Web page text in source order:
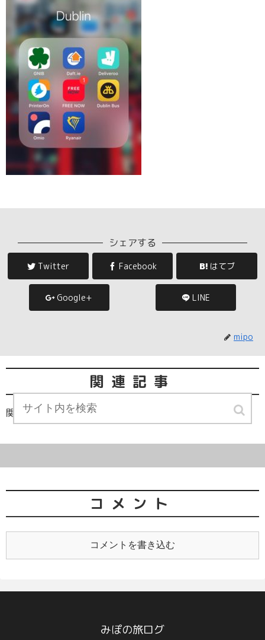
シェアする
Twitter Facebook はてブ
Google+ LINE
mipo
関連記事
関連記事は見つかりませんでした。
コメント
コメントを書き込む
みぽの旅ログ